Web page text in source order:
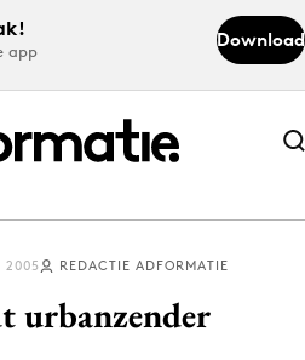
app
Download
Abonneer nu
Abonneer nu
2005 REDACTIE ADFORMATIE
urbanzender